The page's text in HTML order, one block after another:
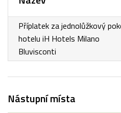
Příplatek za jednolůžkový
hotelu iH Hotels Milano
Bluvisconti
Nástupní místa